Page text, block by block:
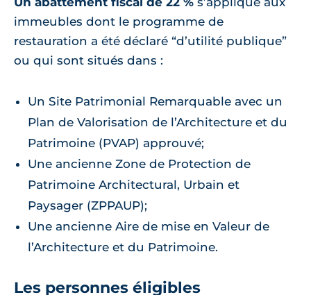
immeubles dont le programme de
restauration a été déclaré “d’utilité publique”
ou qui sont situés dans :
Un Site Patrimonial Remarquable avec un
Plan de Valorisation de l’Architecture et du
Patrimoine (PVAP) approuvé;
Une ancienne Zone de Protection de
Patrimoine Architectural, Urbain et
Paysager (ZPPAUP);
Une ancienne Aire de mise en Valeur de
l’Architecture et du Patrimoine.
Les personnes éligibles